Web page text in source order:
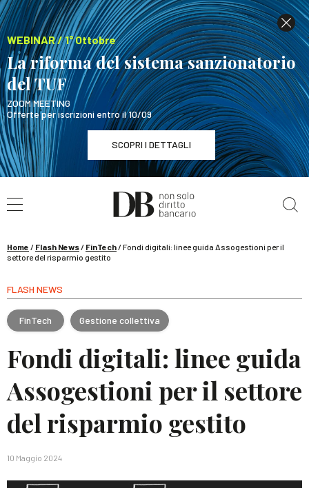
WEBINAR / 1° Ottobre
La riforma del sistema sanzionatorio
del TUF
ZOOM MEETING
Offerte per iscrizioni entro il 10/09
SCOPRI I DETTAGLI
WEBINAR / 1° Ottobre
La riforma del sistema sanzionatorio del TUF
Home / Flash News/ FinTech/Fondi digitali: linee guida Assogestioni per il
settore del risparmio gestito
FLASH NEWS
FinTech Gestione collettiva
Fondi digitali: linee guida
Assogestioni per il settore
del risparmio gestito
10 Maggio 2024